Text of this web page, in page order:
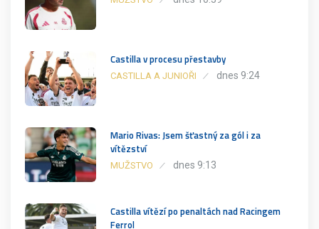
Castilla v procesu přestavby
CASTILLA A JUNIOŘI dnes 9:24
Mario Rivas: Jsem šťastný za gól i za
vítězství
MUŽSTVO dnes 9:13
Castilla vítězí po penaltách nad Racingem
Ferrol